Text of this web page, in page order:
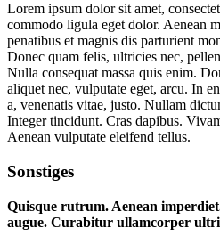
Lorem ipsum dolor sit amet,
commodo ligula eget dolor. Aenean
penatibus et magnis dis parturient
Donec quam felis, ultricies nec,
Nulla consequat massa quis enim.
aliquet nec, vulputate eget, arcu. In
a, venenatis vitae, justo. Nullam
Integer tincidunt. Cras dapibus.
Aenean vulputate eleifend tellus.
Sonstiges
Quisque rutrum. Aenean
augue. Curabitur ullamcorper